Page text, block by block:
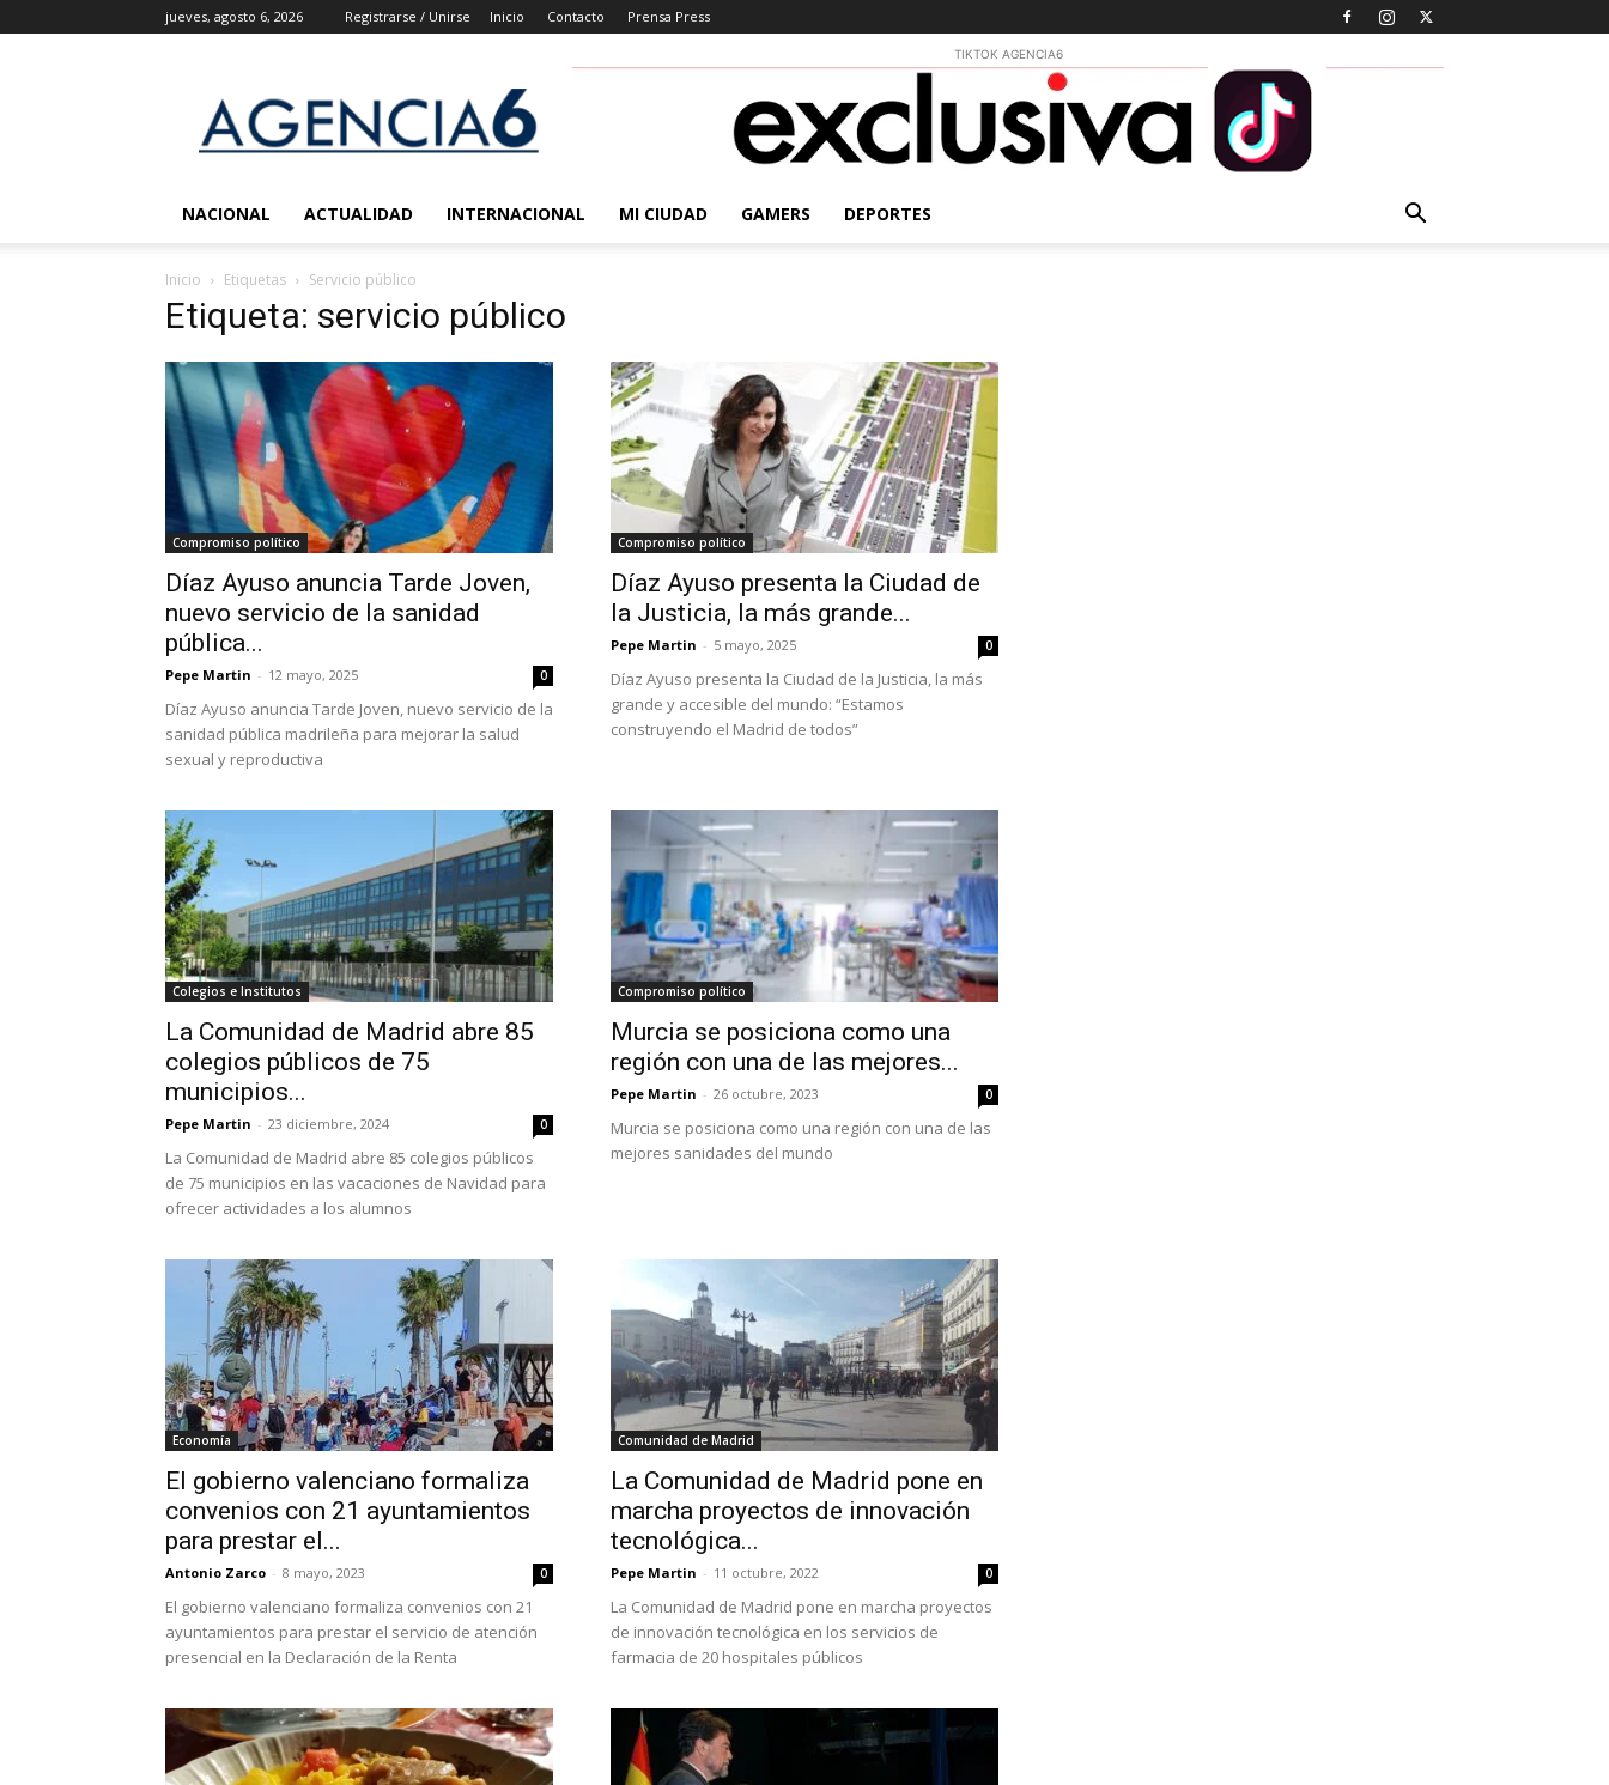
jueves, agosto 6, 2026 Registrarse / Unirse Inicio Contacto Prensa Press
6
Noticias
TIKTOK AGENCIA6
NACIONAL ACTUALIDAD INTERNACIONAL MI CIUDAD GAMERS DEPORTES
Inicio Etiquetas Servicio público
Etiqueta: servicio público
Compromiso político
Díaz Ayuso anuncia Tarde Joven,
nuevo servicio de la sanidad
pública...
Pepe Martin - 12 mayo, 2025 0
Díaz Ayuso anuncia Tarde Joven, nuevo servicio de la
sanidad pública madrileña para mejorar la salud
sexual y reproductiva
Compromiso político
Díaz Ayuso presenta la Ciudad de
la Justicia, la más grande...
Pepe Martin - 5 mayo, 2025 0
Díaz Ayuso presenta la Ciudad de la Justicia, la más
grande y accesible del mundo: “Estamos
construyendo el Madrid de todos”
Colegios e Institutos
La Comunidad de Madrid abre 85
colegios públicos de 75
municipios...
Pepe Martin - 23 diciembre, 2024 0
La Comunidad de Madrid abre 85 colegios públicos
de 75 municipios en las vacaciones de Navidad para
ofrecer actividades a los alumnos
Compromiso político
Murcia se posiciona como una
región con una de las mejores...
Pepe Martin - 26 octubre, 2023 0
Murcia se posiciona como una región con una de las
mejores sanidades del mundo
Economía
El gobierno valenciano formaliza
convenios con 21 ayuntamientos
para prestar el...
Antonio Zarco - 8 mayo, 2023 0
El gobierno valenciano formaliza convenios con 21
ayuntamientos para prestar el servicio de atención
presencial en la Declaración de la Renta
Comunidad de Madrid
La Comunidad de Madrid pone en
marcha proyectos de innovación
tecnológica...
Pepe Martin - 11 octubre, 2022 0
La Comunidad de Madrid pone en marcha proyectos
de innovación tecnológica en los servicios de
farmacia de 20 hospitales públicos